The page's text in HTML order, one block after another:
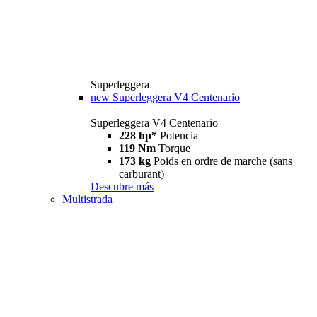
Superleggera
new Superleggera V4 Centenario
Superleggera V4 Centenario
228 hp* Potencia
119 Nm Torque
173 kg Poids en ordre de marche (sans
carburant)
Descubre más
Multistrada